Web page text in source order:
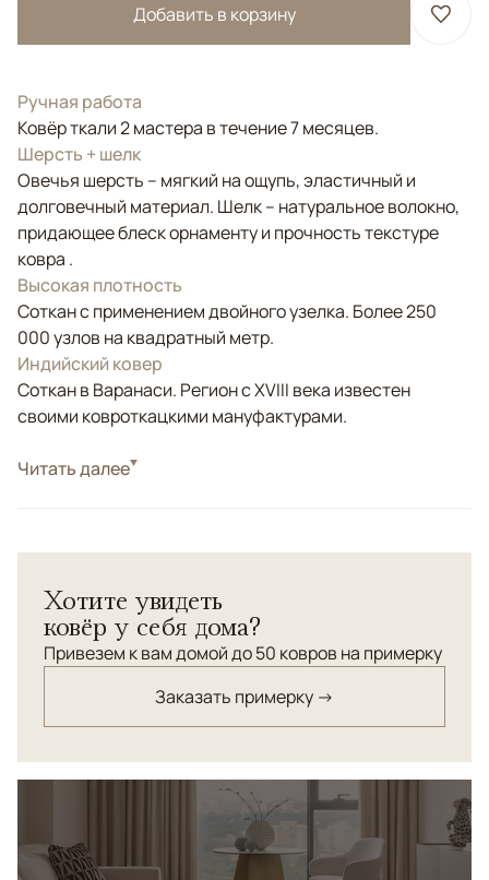
Добавить в корзину
Ручная работа
Ковёр ткали 2 мастера в течение 7 месяцев.
Шерсть + шелк
Овечья шерсть – мягкий на ощупь, эластичный и
долговечный материал. Шелк – натуральное волокно,
придающее блеск орнаменту и прочность текстуре
ковра .
Высокая плотность
Соткан с применением двойного узелка. Более 250
000 узлов на квадратный метр.
Индийский ковер
Соткан в Варанаси. Регион с XVIII века известен
своими ковроткацкими мануфактурами.
СтильКлассические
сочетающий в себе традиционные и современные
мотивы, элегантность и комфорт, создаст ощущение
уюта и умиротворенности, добавляя красоты и
Читать далее
Хотите увидеть
ковёр у себя дома?
Привезем к вам домой до 50 ковров на примерку
Заказать примерку →